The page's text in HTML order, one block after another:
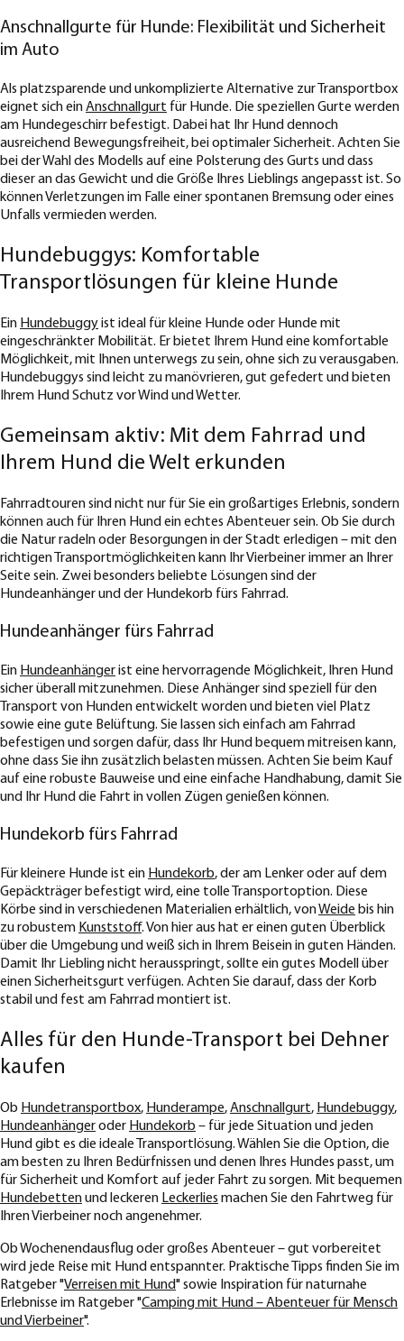
Anschnallgurte für Hunde: Flexibilität und Sicherheit
im Auto
Als platzsparende und unkomplizierte Alternative zur Transportbox
eignet sich einAnschnallgurt für Hunde. Die speziellen Gurte werden
am Hundegeschirr befestigt. Dabei hat Ihr Hund dennoch
ausreichend Bewegungsfreiheit, bei optimaler Sicherheit. Achten Sie
bei der Wahl des Modells auf eine Polsterung des Gurts und dass
dieser an das Gewicht und die Größe Ihres Lieblings angepasst ist. So
können Verletzungen im Falle einer spontanen Bremsung oder eines
Unfalls vermieden werden.
Hundebuggys: Komfortable
Transportlösungen für kleine Hunde
Ein Hundebuggyist ideal für kleine Hunde oder Hunde mit
eingeschränkter Mobilität. Er bietet Ihrem Hund eine komfortable
Möglichkeit, mit Ihnen unterwegs zu sein, ohne sich zu verausgaben.
Hundebuggys sind leicht zu manövrieren, gut gefedert und bieten
Ihrem Hund Schutz vor Wind und Wetter.
Gemeinsam aktiv: Mit dem Fahrrad und
Ihrem Hund die Welt erkunden
Fahrradtouren sind nicht nur für Sie ein großartiges Erlebnis, sondern
können auch für Ihren Hund ein echtes Abenteuer sein. Ob Sie durch
die Natur radeln oder Besorgungen in der Stadt erledigen – mit den
richtigen Transportmöglichkeiten kann Ihr Vierbeiner immer an Ihrer
Seite sein. Zwei besonders beliebte Lösungen sind der
Hundeanhänger und der Hundekorb fürs Fahrrad.
Hundeanhänger fürs Fahrrad
Ein Hundeanhängerist eine hervorragende Möglichkeit, Ihren Hund
sicher überall mitzunehmen. Diese Anhänger sind speziell für den
Transport von Hunden entwickelt worden und bieten viel Platz
sowie eine gute Belüftung. Sie lassen sich einfach am Fahrrad
befestigen und sorgen dafür, dass Ihr Hund bequem mitreisen kann,
ohne dass Sie ihn zusätzlich belasten müssen. Achten Sie beim Kauf
auf eine robuste Bauweise und eine einfache Handhabung, damit Sie
und Ihr Hund die Fahrt in vollen Zügen genießen können.
Hundekorb fürs Fahrrad
Für kleinere Hunde ist ein Hundekorb, der am Lenker oder auf dem
Gepäckträger befestigt wird, eine tolle Transportoption. Diese
Körbe sind in verschiedenen Materialien erhältlich, vonWeide bis hin
zu robustem Kunststoff. Von hier aus hat er einen guten Überblick
über die Umgebung und weiß sich in Ihrem Beisein in guten Händen.
Damit Ihr Liebling nicht herausspringt, sollte ein gutes Modell über
einen Sicherheitsgurt verfügen. Achten Sie darauf, dass der Korb
stabil und fest am Fahrrad montiert ist.
Alles für den Hunde-Transport bei Dehner
kaufen
Ob Hundetransportbox, Hunderampe,Anschnallgurt, Hundebuggy,
Hundeanhängeroder Hundekorb – für jede Situation und jeden
Hund gibt es die ideale Transportlösung. Wählen Sie die Option, die
am besten zu Ihren Bedürfnissen und denen Ihres Hundes passt, um
für Sicherheit und Komfort auf jeder Fahrt zu sorgen. Mit bequemen
Hundebettenund leckeren Leckerlies machen Sie den Fahrtweg für
Ihren Vierbeiner noch angenehmer.
Ob Wochenendausflug oder großes Abenteuer – gut vorbereitet
wird jede Reise mit Hund entspannter. Praktische Tipps finden Sie im
Ratgeber "Verreisen mit Hund" sowie Inspiration für naturnahe
Erlebnisse im Ratgeber "Camping mit Hund – Abenteuer für Mensch
und Vierbeiner".